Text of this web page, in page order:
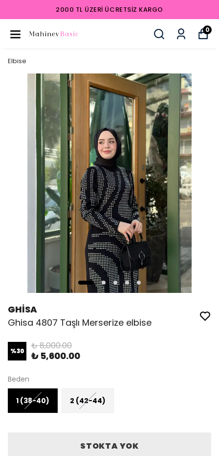
2000 TL ÜZERI ÜCRETSIZ KARGO
0
Elbise
GHİSA
Ghisa 4807 Taşlı Merserize elbise
%30 ₺ 8,000.00
₺ 5,600.00
Beden
1 (38-40) 2 (42-44)
STOKTA YOK